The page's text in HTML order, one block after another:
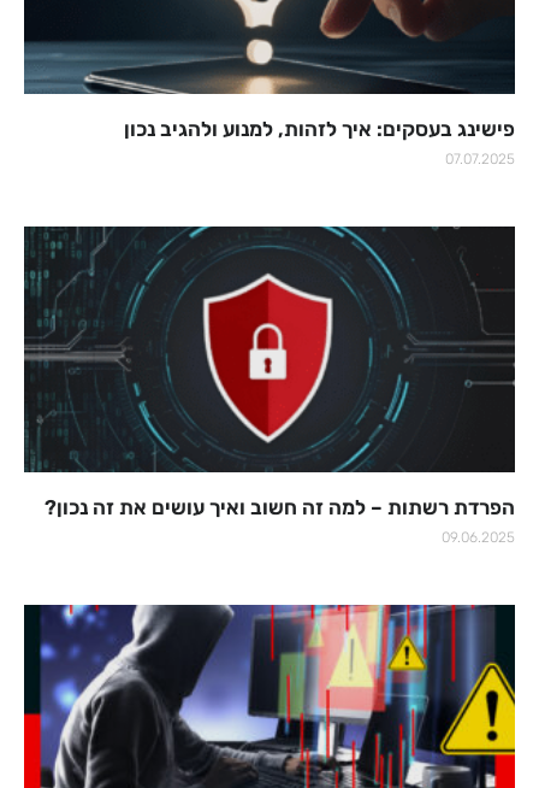
פישינג בעסקים: איך לזהות, למנוע ולהגיב נכון
07.07.2025
הפרדת רשתות – למה זה חשוב ואיך עושים את זה נכון?
09.06.2025